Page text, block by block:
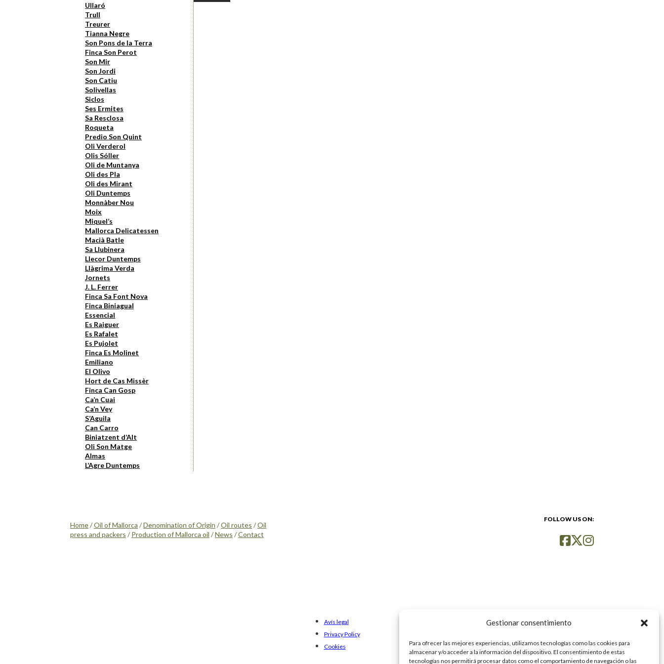
Gestionar consentimiento
Para ofrecer las mejores experiencias, utilizamos tecnologías como las cookies para
almacenar y/o acceder a la información del dispositivo. El consentimiento de estas
tecnologías nos permitirá procesar datos como el comportamiento de navegación o las
Ullaró
Trull
Treurer
Tianna Negre
Son Pons de la Terra
Finca Son Perot
Son Mir
Son Jordi
Son Catiu
Solivellas
Siclos
Ses Ermites
Sa Resclosa
Roqueta
Predio Son Quint
Oli Verderol
Olis Sóller
Oli de Muntanya
Oli des Pla
Oli des Mirant
Oli Duntemps
Monnàber Nou
Moix
Miquel’s
Mallorca Delicatessen
Macià Batle
Sa Llubinera
Llecor Duntemps
Llàgrima Verda
Jornets
J. L. Ferrer
Finca Sa Font Nova
Finca Biniagual
Essencial
Es Raiguer
Es Rafalet
Es Pujolet
Finca Es Molinet
Emiliano
El Olivo
Hort de Cas Missèr
Finca Can Gosp
Ca’n Cuai
Ca’n Vey
S’Aguila
Can Carro
Biniatzent d’Alt
Oli Son Matge
Almas
L’Agre Duntemps
Home/Oil of Mallorca /Denomination of Origin /Oil routes /Oil
press and packers / Production of Mallorca oil /News /Contact
FOLLOW US ON:
Avís legal
Privacy Policy
Cookies